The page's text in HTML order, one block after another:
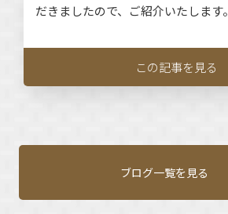
だきましたので、ご紹介いたします。
この記事を見る
ブログ一覧を見る